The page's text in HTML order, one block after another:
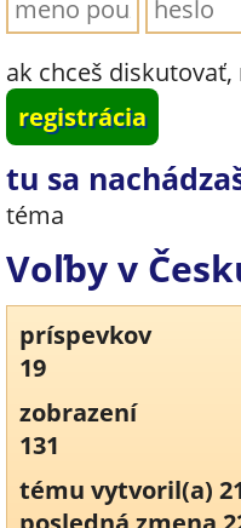
ak chceš
registrácia
tu sa
téma
Voľby v
príspevkov
19
zobrazení
131
tému vytvoril(a)